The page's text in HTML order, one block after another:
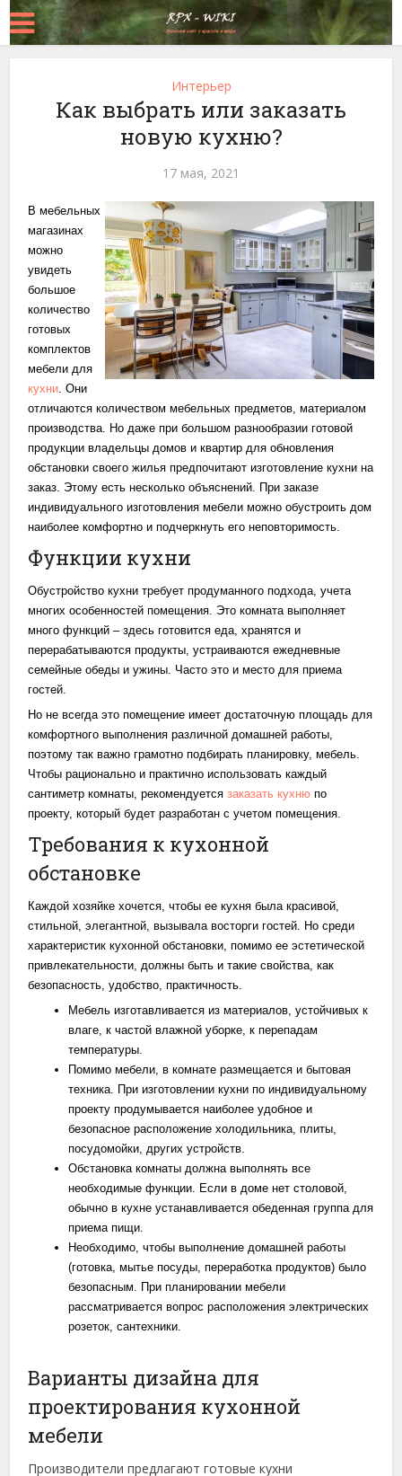
Интерьер
Как выбрать или заказать
новую кухню?
17 мая, 2021
В мебельных
магазинах
можно
увидеть
большое
количество
готовых
комплектов
мебели для
кухни. Они
отличаются количеством мебельных предметов, материалом
производства. Но даже при большом разнообразии готовой
продукции владельцы домов и квартир для обновления
обстановки своего жилья предпочитают изготовление кухни на
заказ. Этому есть несколько объяснений. При заказе
индивидуального изготовления мебели можно обустроить дом
наиболее комфортно и подчеркнуть его неповторимость.
Функции кухни
Обустройство кухни требует продуманного подхода, учета
многих особенностей помещения. Это комната выполняет
много функций – здесь готовится еда, хранятся и
перерабатываются продукты, устраиваются ежедневные
семейные обеды и ужины. Часто это и место для приема
гостей.
Но не всегда это помещение имеет достаточную площадь для
комфортного выполнения различной домашней работы,
поэтому так важно грамотно подбирать планировку, мебель.
Чтобы рационально и практично использовать каждый
сантиметр комнаты, рекомендуетсязаказать кухню по
проекту, который будет разработан с учетом помещения.
Требования к кухонной
обстановке
Каждой хозяйке хочется, чтобы ее кухня была красивой,
стильной, элегантной, вызывала восторги гостей. Но среди
характеристик кухонной обстановки, помимо ее эстетической
привлекательности, должны быть и такие свойства, как
безопасность, удобство, практичность.
Мебель изготавливается из материалов, устойчивых к
влаге, к частой влажной уборке, к перепадам
температуры.
Помимо мебели, в комнате размещается и бытовая
техника. При изготовлении кухни по индивидуальному
проекту продумывается наиболее удобное и
безопасное расположение холодильника, плиты,
посудомойки, других устройств.
Обстановка комнаты должна выполнять все
необходимые функции. Если в доме нет столовой,
обычно в кухне устанавливается обеденная группа для
приема пищи.
Необходимо, чтобы выполнение домашней работы
(готовка, мытье посуды, переработка продуктов) было
безопасным. При планировании мебели
рассматривается вопрос расположения электрических
розеток, сантехники.
Варианты дизайна для
проектирования кухонной
мебели
Производители предлагают готовые кухни